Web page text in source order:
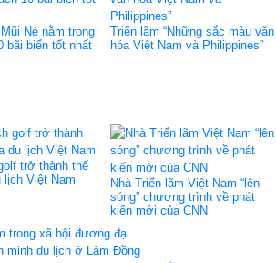
Né nằm trong
bãi biển tốt nhất
Triển lãm “Những sắc màu văn
hóa Việt Nam và Philippines”
trở thành thế
lịch Việt Nam
Nhà Triển lãm Việt Nam “lên
sóng” chương trình về phát
kiến mới của CNN
trong xã hội đương đại
minh du lịch ở Lâm Đồng